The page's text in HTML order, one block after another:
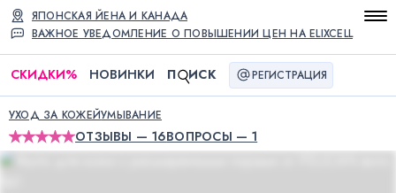
ВАЖНОЕ УВЕДОМЛЕНИЕ О ПОВЫШЕНИИ ЦЕН НА ELIXCELL
ЯПОНСКАЯ ЙЕНА И КАНАДА
СКИДКИ% НОВИНКИ П ИСК РЕГИСТРАЦИЯ
УХОД ЗА КОЖЕЙУМЫВАНИЕ
ОТЗЫВЫ — 16ВОПРОСЫ — 1